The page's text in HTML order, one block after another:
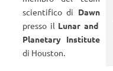
scientifico di Dawn
presso il Lunar and
Planetary Institute
di Houston.